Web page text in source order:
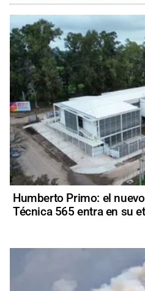
Humberto Primo: el
Técnica 565 entra en su